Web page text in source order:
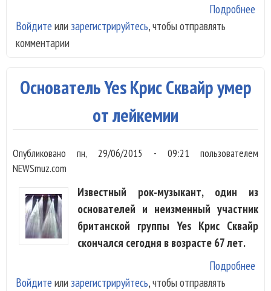
Подробнее
Войдите или зарегистрируйтесь, чтобы отправлять
комментарии
Основатель Yes Крис Сквайр умер
от лейкемии
Опубликованопн, 29/06/2015 - 09:21 пользователем
NEWSmuz.com
Известный рок-музыкант, один из
основателей и неизменный участник
британской группы Yes Крис Сквайр
скончался сегодня в возрасте 67 лет.
Подробнее
Войдите или зарегистрируйтесь, чтобы отправлять